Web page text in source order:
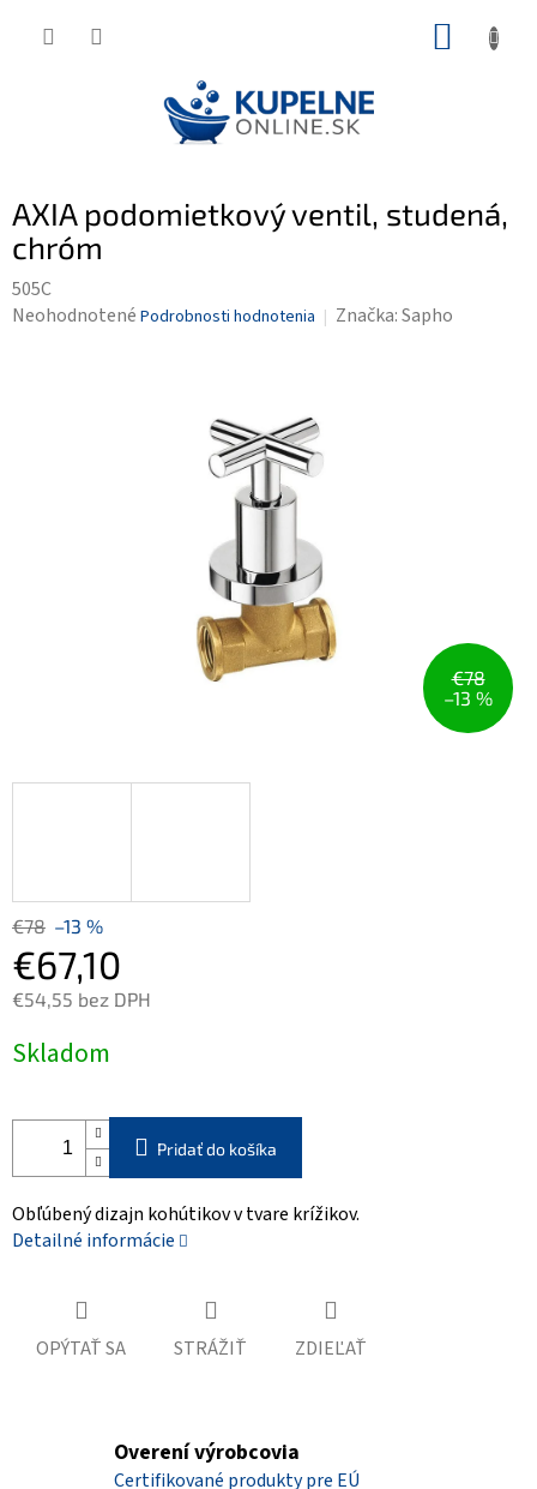
AXIA podomietkový ventil, studená,
chróm
505C
Priemerné
Neohodnotené Podrobnosti hodnotenia Značka:Sapho
€78
–13 %
€78 –13 %
€67,10
€54,55 bez DPH
cena:
Skladom
Pridať do košíka
Obľúbený dizajn kohútikov v tvare krížikov.
Detailné informácie
OPÝTAŤ SA STRÁŽIŤ ZDIEĽAŤ
Overení výrobcovia
Certifikované produkty pre EÚ